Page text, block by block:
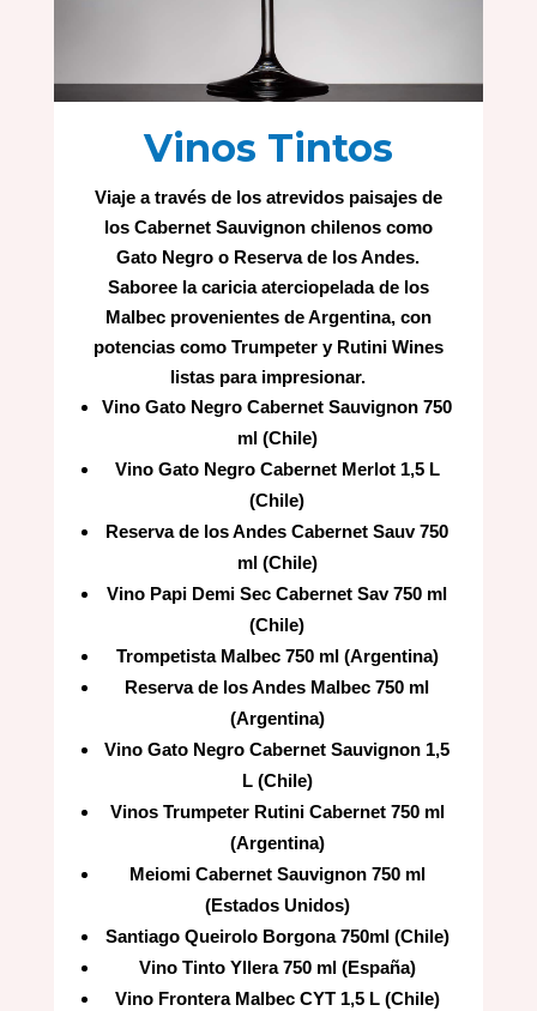
Vinos Tintos
Viaje a través de los atrevidos paisajes de
los Cabernet Sauvignon chilenos como
Gato Negro o Reserva de los Andes.
Saboree la caricia aterciopelada de los
Malbec provenientes de Argentina, con
potencias como Trumpeter y Rutini Wines
listas para impresionar.
Vino Gato Negro Cabernet Sauvignon 750
ml (Chile)
Vino Gato Negro Cabernet Merlot 1,5 L
(Chile)
Reserva de los Andes Cabernet Sauv 750
ml (Chile)
Vino Papi Demi Sec Cabernet Sav 750 ml
(Chile)
Trompetista Malbec 750 ml (Argentina)
Reserva de los Andes Malbec 750 ml
(Argentina)
Vino Gato Negro Cabernet Sauvignon 1,5
L (Chile)
Vinos Trumpeter Rutini Cabernet 750 ml
(Argentina)
Meiomi Cabernet Sauvignon 750 ml
(Estados Unidos)
Santiago Queirolo Borgona 750ml (Chile)
Vino Tinto Yllera 750 ml (España)
Vino Frontera Malbec CYT 1,5 L (Chile)